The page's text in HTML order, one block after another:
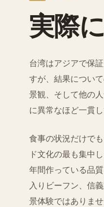
実際
台湾はアジアで保
すが、結果につい
景観、そして他の
に異常なほど一貫
食事の状況だけで
ド文化の最も集中
年間作っている品
入りビーフン、信
景体験ではありま